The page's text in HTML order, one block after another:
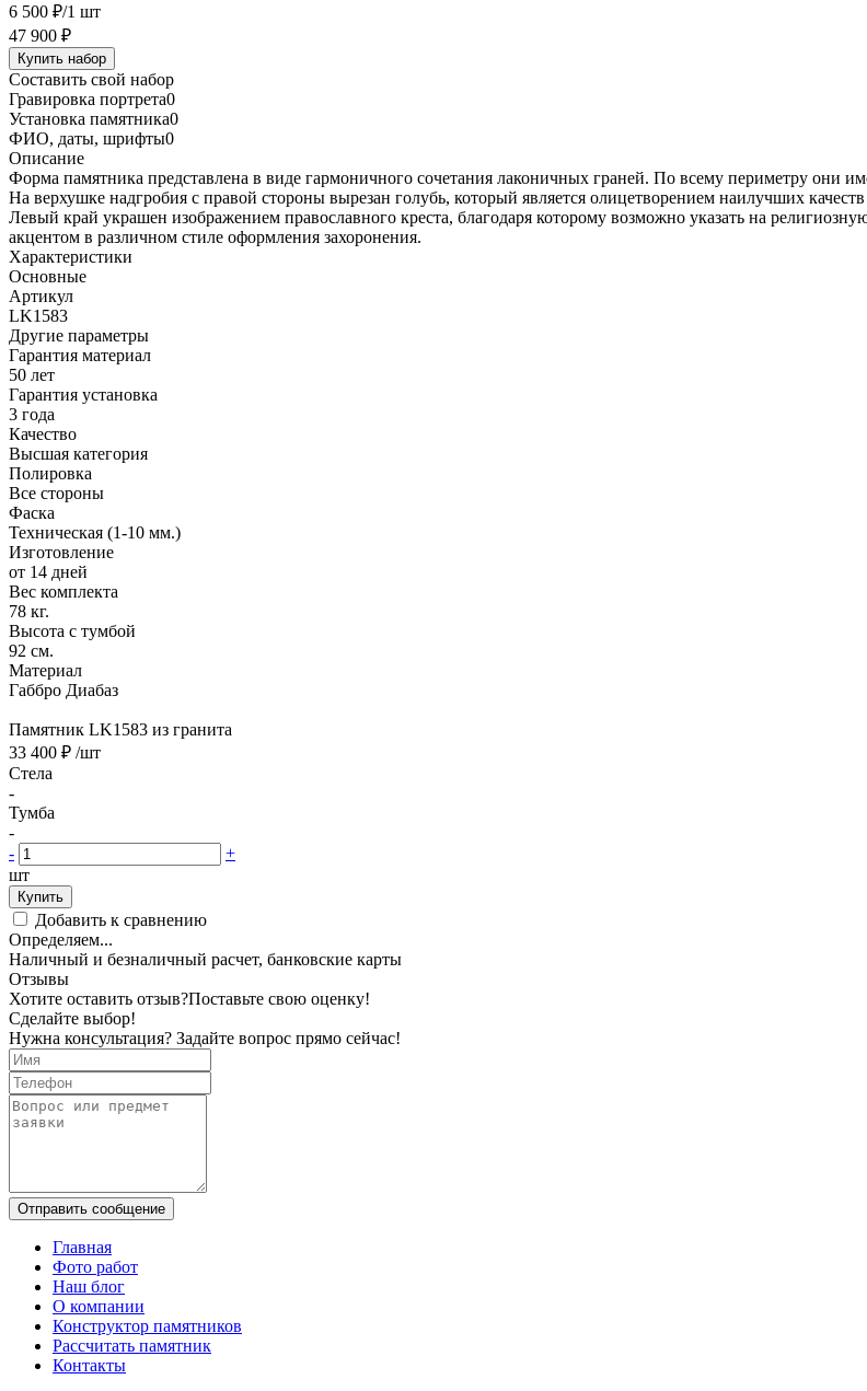
6 500 ₽/1 шт
47 900 ₽
Купить набор
Составить свой набор
Гравировка портрета0
Установка памятника0
ФИО, даты, шрифты0
Описание
Форма памятника представлена в виде гармоничного сочетания лаконичных граней. По всему периметру они
На верхушке надгробия с правой стороны вырезан голубь, который является олицетворением наилучших
Левый край украшен изображением православного креста, благодаря которому возможно указать на
акцентом в различном стиле оформления захоронения.
Характеристики
Основные
Артикул
LK1583
Другие параметры
Гарантия материал
50 лет
Гарантия установка
3 года
Качество
Высшая категория
Полировка
Все стороны
Фаска
Техническая (1-10 мм.)
Изготовление
от 14 дней
Вес комплекта
78 кг.
Высота с тумбой
92 см.
Материал
Габбро Диабаз
Памятник LK1583 из гранита
33 400 ₽ /шт
Стела
-
Тумба
-
-
+
шт
Купить
Добавить к сравнению
Определяем...
Наличный и безналичный расчет, банковские карты
Отзывы
Хотите оставить отзыв?Поставьте свою оценку!
Сделайте выбор!
Нужна консультация? Задайте вопрос прямо сейчас!
Отправить сообщение
Главная
Фото работ
Наш блог
О компании
Конструктор памятников
Рассчитать памятник
Контакты